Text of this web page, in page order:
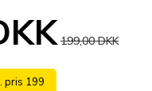
199,00 DKK
pris 199